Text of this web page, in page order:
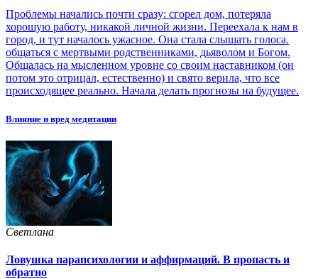
Проблемы начались почти сразу: сгорел дом, потеряла
хорошую работу, никакой личной жизни. Переехала к нам в
город, и тут началось ужасное. Она стала слышать голоса.
общаться с мертвыми родственниками, дьяволом и Богом.
Общалась на мысленном уровне со своим наставником (он
потом это отрицал, естественно) и свято верила, что все
происходящее реально. Начала делать прогнозы на будущее.
Влияние и вред медитации
Светлана
Ловушка парапсихологии и аффирмаций. В пропасть и
обратно